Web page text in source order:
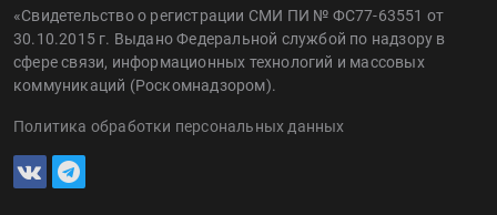
«Свидетельство о регистрации СМИ ПИ № ФС77-63551 от
30.10.2015 г. Выдано Федеральной службой по надзору в
сфере связи, информационных технологий и массовых
коммуникаций (Роскомнадзором).
Политика обработки персональных данных